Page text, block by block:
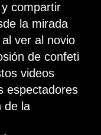
compartir
la mirada
ver al novio
de confeti
videos
espectadores
de la